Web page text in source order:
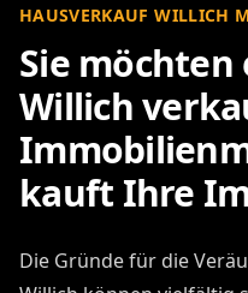
HAUSVERKAUF WILLICH
Sie möchten
Willich
kauft Ihre
Die Gründe für die